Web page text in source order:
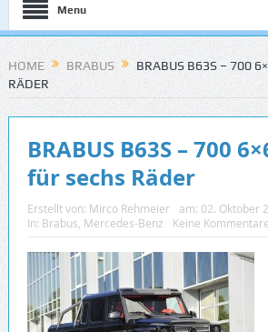
Menu
HOME BRABUS
BRABUS B63S – 700
RÄDER
BRABUS B63S – 700
für sechs Räder
Erstellt von: Mirco Rehmeier am: 02. Oktober
In: Brabus Mercedes-Benz Keine Kommentare